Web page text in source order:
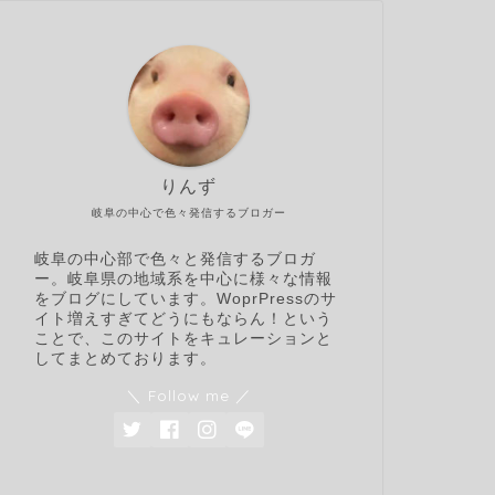
岐阜の中心で色々発信するブロガー
りんず
岐阜の中心部で色々と発信するブロガ
ー。岐阜県の地域系を中心に様々な情報
をブログにしています。WoprPressのサ
イト増えすぎてどうにもならん！という
ことで、このサイトをキュレーションと
してまとめております。
＼ Follow me ／